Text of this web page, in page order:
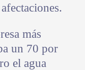
más
un 70 por
el agua